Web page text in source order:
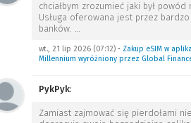
chciałbym zrozumieć jaki był powód
Usługa oferowana jest przez
banków. …
wt., 21 lip 2026 (07:12)• Zakup eSIM w
Millennium wyróżniony przez Global
PykPyk:
Zamiast zajmować się pierdołami